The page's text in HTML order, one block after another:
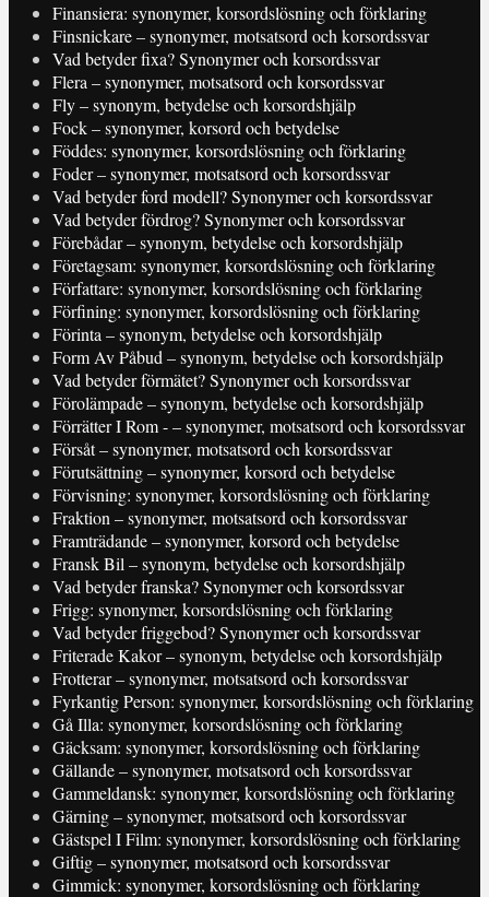
Finansiera: synonymer, korsordslösning och förklaring
Finsnickare – synonymer, motsatsord och korsordssvar
Vad betyder fixa? Synonymer och korsordssvar
Flera – synonymer, motsatsord och korsordssvar
Fly – synonym, betydelse och korsordshjälp
Fock – synonymer, korsord och betydelse
Föddes: synonymer, korsordslösning och förklaring
Foder – synonymer, motsatsord och korsordssvar
Vad betyder ford modell? Synonymer och korsordssvar
Vad betyder fördrog? Synonymer och korsordssvar
Förebådar – synonym, betydelse och korsordshjälp
Företagsam: synonymer, korsordslösning och förklaring
Författare: synonymer, korsordslösning och förklaring
Förfining: synonymer, korsordslösning och förklaring
Förinta – synonym, betydelse och korsordshjälp
Form Av Påbud – synonym, betydelse och korsordshjälp
Vad betyder förmätet? Synonymer och korsordssvar
Förolämpade – synonym, betydelse och korsordshjälp
Förrätter I Rom - – synonymer, motsatsord och korsordssvar
Försåt – synonymer, motsatsord och korsordssvar
Förutsättning – synonymer, korsord och betydelse
Förvisning: synonymer, korsordslösning och förklaring
Fraktion – synonymer, motsatsord och korsordssvar
Framträdande – synonymer, korsord och betydelse
Fransk Bil – synonym, betydelse och korsordshjälp
Vad betyder franska? Synonymer och korsordssvar
Frigg: synonymer, korsordslösning och förklaring
Vad betyder friggebod? Synonymer och korsordssvar
Friterade Kakor – synonym, betydelse och korsordshjälp
Frotterar – synonymer, motsatsord och korsordssvar
Fyrkantig Person: synonymer, korsordslösning och förklaring
Gå Illa: synonymer, korsordslösning och förklaring
Gäcksam: synonymer, korsordslösning och förklaring
Gällande – synonymer, motsatsord och korsordssvar
Gammeldansk: synonymer, korsordslösning och förklaring
Gärning – synonymer, motsatsord och korsordssvar
Gästspel I Film: synonymer, korsordslösning och förklaring
Giftig – synonymer, motsatsord och korsordssvar
Gimmick: synonymer, korsordslösning och förklaring